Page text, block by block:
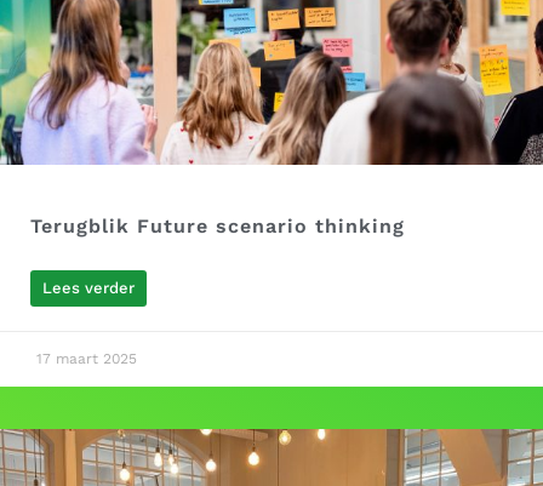
Terugblik Future scenario thinking
Lees verder
17 maart 2025